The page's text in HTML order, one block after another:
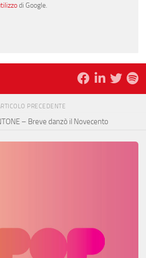
di Google.
PRECEDENTE
– Breve danzò il Novecento